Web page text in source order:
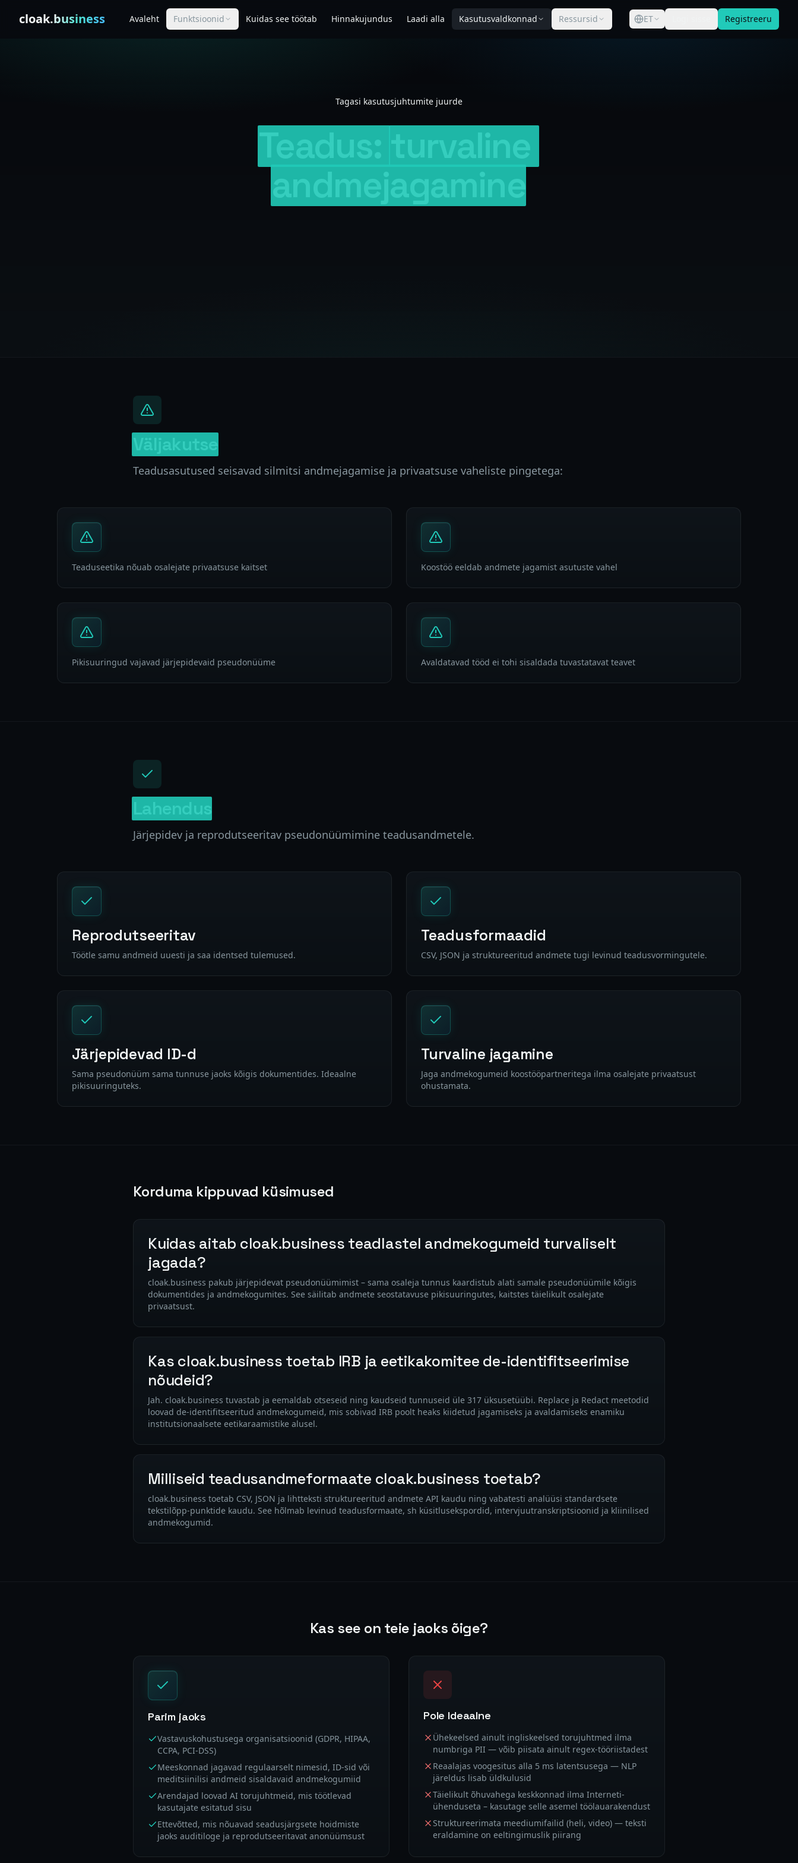
cloak.business Avaleht Funktsioonid Kuidas see töötab Hinnakujundus Laadi alla Kasutusvaldkonnad Ressursid ET Registreeru
Tagasi kasutusjuhtumite juurde
Teadusasutused seisavad silmitsi andmejagamise ja privaatsuse vaheliste pingetega:
Teaduseetika nõuab osalejate privaatsuse kaitset Koostöö eeldab andmete jagamist asutuste vahel
Pikisuuringud vajavad järjepidevaid pseudonüüme Avaldatavad tööd ei tohi sisaldada tuvastatavat teavet
Järjepidev ja reprodutseeritav pseudonüümimine teadusandmetele.
Reprodutseeritav
Töötle samu andmeid uuesti ja saa identsed tulemused.
Teadusformaadid
CSV, JSON ja struktureeritud andmete tugi levinud teadusvormingutele.
Järjepidevad ID-d
Sama pseudonüüm sama tunnuse jaoks kõigis dokumentides. Ideaalne
pikisuuringuteks.
Turvaline jagamine
Jaga andmekogumeid koostööpartneritega ilma osalejate privaatsust
ohustamata.
Korduma kippuvad küsimused
Kuidas aitab cloak.business teadlastel andmekogumeid turvaliselt
jagada?
cloak.business pakub järjepidevat pseudonüümimist – sama osaleja tunnus kaardistub alati samale pseudonüümile kõigis
dokumentides ja andmekogumites. See säilitab andmete seostatavuse pikisuuringutes, kaitstes täielikult osalejate
privaatsust.
Kas cloak.business toetab IRB ja eetikakomitee de-identifitseerimise
nõudeid?
Jah. cloak.business tuvastab ja eemaldab otseseid ning kaudseid tunnuseid üle 317 üksusetüübi. Replace ja Redact meetodid
loovad de-identifitseeritud andmekogumeid, mis sobivad IRB poolt heaks kiidetud jagamiseks ja avaldamiseks enamiku
institutsionaalsete eetikaraamistike alusel.
Milliseid teadusandmeformaate cloak.business toetab?
cloak.business toetab CSV, JSON ja lihtteksti struktureeritud andmete API kaudu ning vabatesti analüüsi standardsete
tekstilõpp-punktide kaudu. See hõlmab levinud teadusformaate, sh küsitlusekspordid, intervjuutranskriptsioonid ja kliinilised
andmekogumid.
Kas see on teie jaoks õige?
Parim jaoks
Vastavuskohustusega organisatsioonid (GDPR, HIPAA,
CCPA, PCI-DSS)
Meeskonnad jagavad regulaarselt nimesid, ID-sid või
meditsiinilisi andmeid sisaldavaid andmekogumiid
Arendajad loovad AI torujuhtmeid, mis töötlevad
kasutajate esitatud sisu
Ettevõtted, mis nõuavad seadusjärgsete hoidmiste
jaoks auditiloge ja reprodutseeritavat anonüümsust
Pole Ideaalne
Ühekeelsed ainult ingliskeelsed torujuhtmed ilma
numbriga PII — võib piisata ainult regex-tööriistadest
Reaalajas voogesitus alla 5 ms latentsusega — NLP
järeldus lisab üldkulusid
Täielikult õhuvahega keskkonnad ilma Interneti-
ühenduseta – kasutage selle asemel töölauarakendust
Struktureerimata meediumifailid (heli, video) — teksti
eraldamine on eeltingimuslik piirang